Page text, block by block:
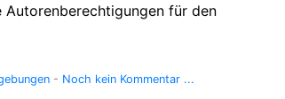
für den
- Noch kein Kommentar ...